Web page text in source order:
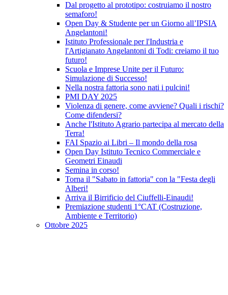
Dal progetto al prototipo: costruiamo il nostro
semaforo!
Open Day & Studente per un Giorno all’IPSIA
Angelantoni!
Istituto Professionale per l'Industria e
l'Artigianato Angelantoni di Todi: creiamo il tuo
futuro!
Scuola e Imprese Unite per il Futuro:
Simulazione di Successo!
Nella nostra fattoria sono nati i pulcini!
PMI DAY 2025
Violenza di genere, come avviene? Quali i rischi?
Come difendersi?
Anche l'Istituto Agrario partecipa al mercato della
Terra!
FAI Spazio ai Libri – Il mondo della rosa
Open Day Istituto Tecnico Commerciale e
Geometri Einaudi
Semina in corso!
Torna il "Sabato in fattoria" con la "Festa degli
Alberi!
Arriva il Birrificio del Ciuffelli-Einaudi!
Premiazione studenti 1°CAT (Costruzione,
Ambiente e Territorio)
Ottobre 2025